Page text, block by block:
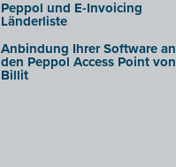
Peppol und E-Invoicing
Länderliste
Anbindung Ihrer Software an
den Peppol Access Point von
Billit